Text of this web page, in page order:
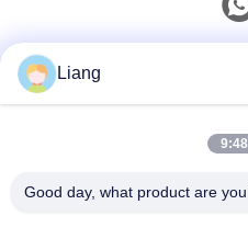
0086-13926126819
Liang
Good day, what product are